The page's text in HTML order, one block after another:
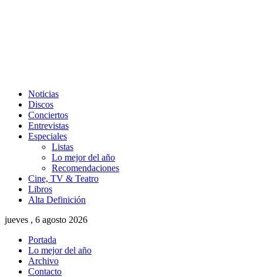
Noticias
Discos
Conciertos
Entrevistas
Especiales
Listas
Lo mejor del año
Recomendaciones
Cine, TV & Teatro
Libros
Alta Definición
jueves , 6 agosto 2026
Portada
Lo mejor del año
Archivo
Contacto